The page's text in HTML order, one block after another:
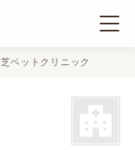
芝ペットクリニック